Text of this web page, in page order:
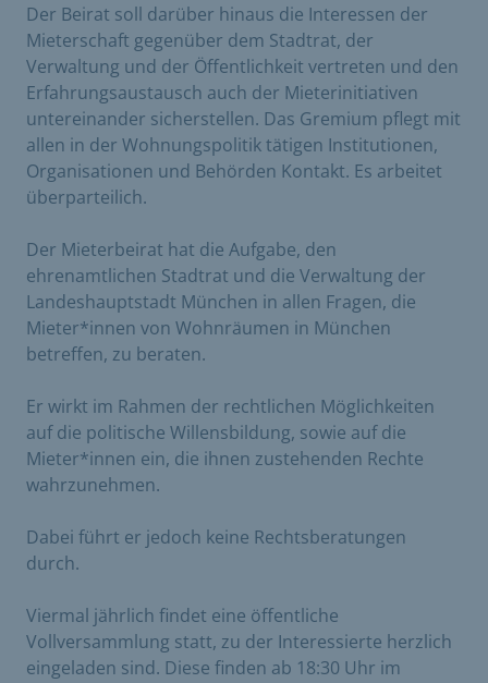
Der Beirat soll darüber hinaus die Interessen der
Mieterschaft gegenüber dem Stadtrat, der
Verwaltung und der Öffentlichkeit vertreten und den
Erfahrungsaustausch auch der Mieterinitiativen
untereinander sicherstellen. Das Gremium pflegt mit
allen in der Wohnungspolitik tätigen Institutionen,
Organisationen und Behörden Kontakt. Es arbeitet
überparteilich.
Der Mieterbeirat hat die Aufgabe, den
ehrenamtlichen Stadtrat und die Verwaltung der
Landeshauptstadt München in allen Fragen, die
Mieter*innen von Wohnräumen in München
betreffen, zu beraten.
Er wirkt im Rahmen der rechtlichen Möglichkeiten
auf die politische Willensbildung, sowie auf die
Mieter*innen ein, die ihnen zustehenden Rechte
wahrzunehmen.
Dabei führt er jedoch keine Rechtsberatungen
durch.
Viermal jährlich findet eine öffentliche
Vollversammlung statt, zu der Interessierte herzlich
eingeladen sind. Diese finden ab 18:30 Uhr im